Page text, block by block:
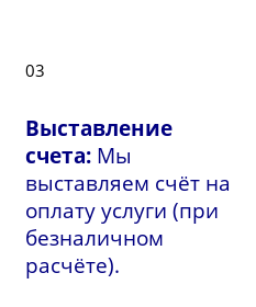
03
Выставление
счета: Мы
выставляем счёт на
оплату услуги (при
безналичном
расчёте).